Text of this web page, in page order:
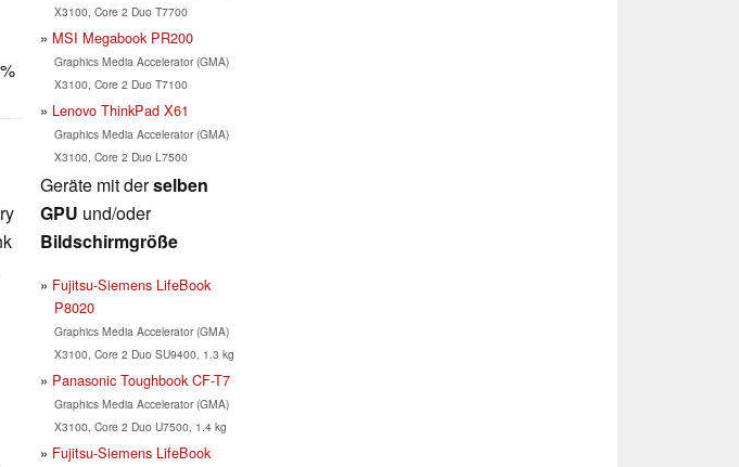
X3100, Core 2 Duo T7700
MSI Megabook PR200
Graphics Media Accelerator (GMA)
X3100, Core 2 Duo T7100
Lenovo ThinkPad X61
Graphics Media Accelerator (GMA)
X3100, Core 2 Duo L7500
Geräte mit derselben
GPU und/oder
Bildschirmgröße
Fujitsu-Siemens LifeBook
P8020
Graphics Media Accelerator (GMA)
X3100, Core 2 Duo SU9400, 1.3 kg
Panasonic Toughbook CF-T7
Graphics Media Accelerator (GMA)
X3100, Core 2 Duo U7500, 1.4 kg
Fujitsu-Siemens LifeBook